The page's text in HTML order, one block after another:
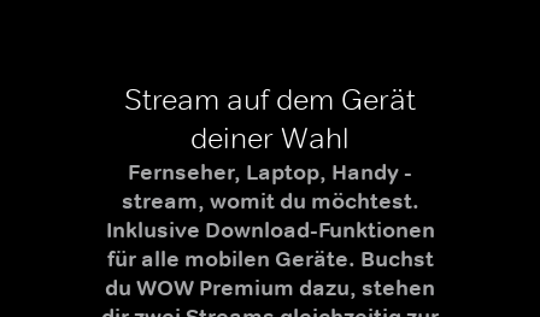
Stream auf dem Gerät
deiner Wahl
Fernseher, Laptop, Handy -
stream, womit du möchtest.
Inklusive Download-Funktionen
für alle mobilen Geräte. Buchst
du WOW Premium dazu, stehen